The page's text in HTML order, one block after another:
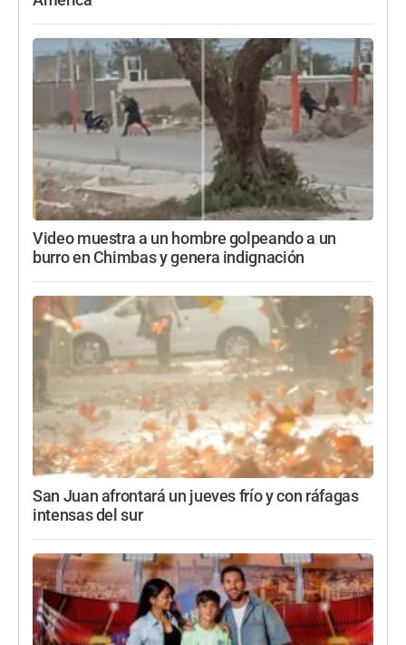
Video muestra a un hombre golpeando a un
burro en Chimbas y genera indignación
San Juan afrontará un jueves frío y con ráfagas
intensas del sur